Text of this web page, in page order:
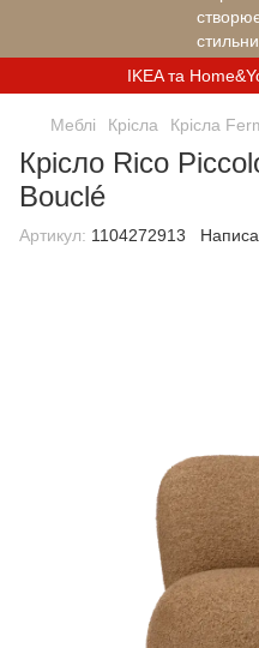
IKEA та
Меблі Крісла Крісла
Крісло Rico
Bouclé
Артикул: 1104272913